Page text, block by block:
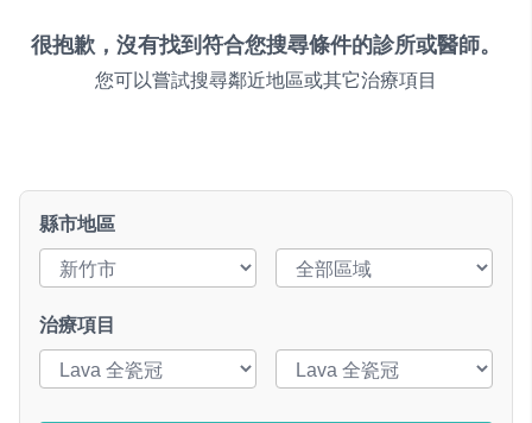
很抱歉，沒有找到符合您搜尋條件的診所或醫師。
您可以嘗試搜尋鄰近地區或其它治療項目
縣市地區
治療項目